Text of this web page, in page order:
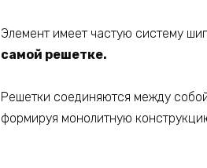
Элемент имеет частую систему
самой решетке.
Решетки соединяются между
формируя монолитную